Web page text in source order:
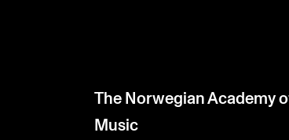
The Norwegian Academy
Music